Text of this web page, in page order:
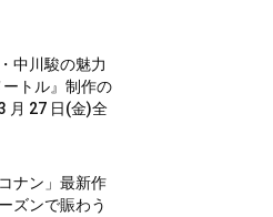
中川駿の魅力
トル』制作の
月 27 日(金)全
ナン」最新作
ズンで賑わう